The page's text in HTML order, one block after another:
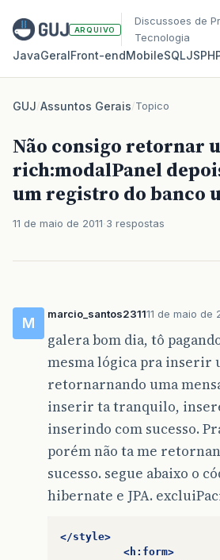
ARQUIVO
Discussoes de
Tecnologia
JavaGeralFront‑endMobileSQLJS
GUJ/Assuntos Gerais/Topico
Não consigo retornar
rich:modalPanel
um registro do banco
11 de maio de 2011 3 respostas
M
marcio_santos231111 de maio de
galera bom dia, tô
mesma lógica pra inserir
retornarnando uma
inserir ta tranquilo,
inserindo com sucesso.
porém não ta me
sucesso. segue abaixo o
hibernate e JPA.
</style>
<h:form>